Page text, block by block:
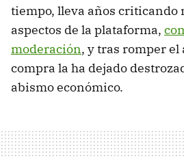
tiempo, lleva años criticando
aspectos de la plataforma,
moderación, y tras romper el
compra la ha dejado
abismo económico.